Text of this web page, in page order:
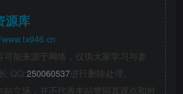
源库
可能来源于网络，仅供大家学习与参
QQ:250060537进行删除处理。
立场，并不代表本站赞同其观点和对